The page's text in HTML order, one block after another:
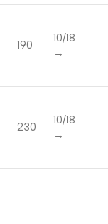
190
10/18
→
230
10/18
→